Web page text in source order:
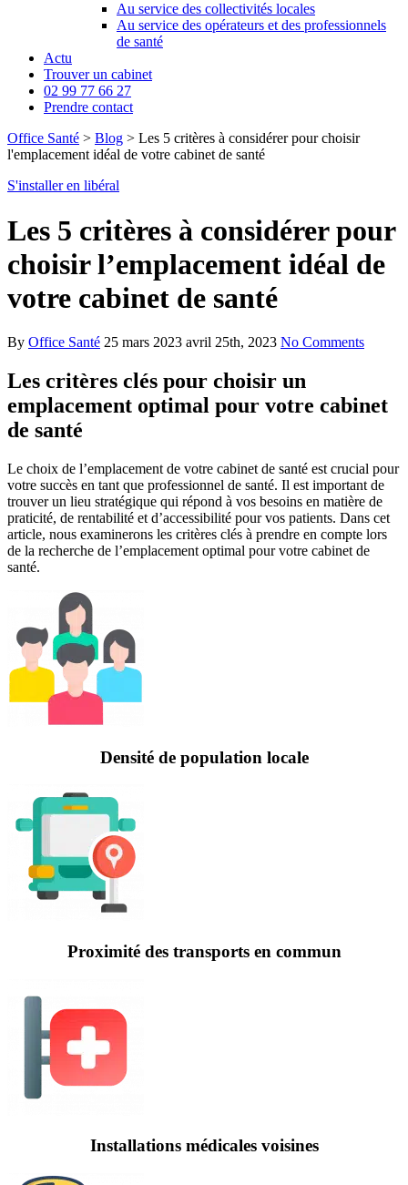
Au service des collectivités locales
Au service des opérateurs et des professionnels
de santé
Actu
Trouver un cabinet
02 99 77 66 27
Prendre contact
Office Santé > Blog > Les 5 critères à considérer pour choisir
l'emplacement idéal de votre cabinet de santé
S'installer en libéral
Les 5 critères à considérer pour
choisir l’emplacement idéal de
votre cabinet de santé
By Office Santé 25 mars 2023 avril 25th, 2023 No Comments
Les critères clés pour choisir un
emplacement optimal pour votre cabinet
de santé
Le choix de l’emplacement de votre cabinet de santé est crucial pour
votre succès en tant que professionnel de santé. Il est important de
trouver un lieu stratégique qui répond à vos besoins en matière de
praticité, de rentabilité et d’accessibilité pour vos patients. Dans cet
article, nous examinerons les critères clés à prendre en compte lors
de la recherche de l’emplacement optimal pour votre cabinet de
santé.
Densité de population locale
Proximité des transports en commun
Installations médicales voisines